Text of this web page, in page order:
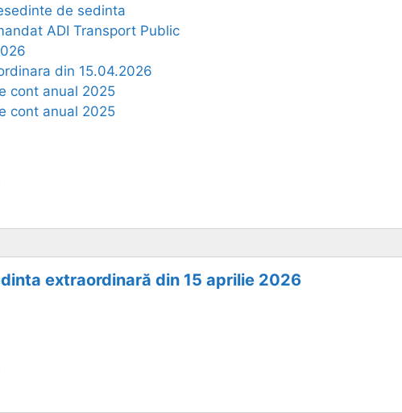
de sedinta
ADI Transport Public
din 15.04.2026
cont anual 2025
cont anual 2025
extraordinară din 15 aprilie 2026